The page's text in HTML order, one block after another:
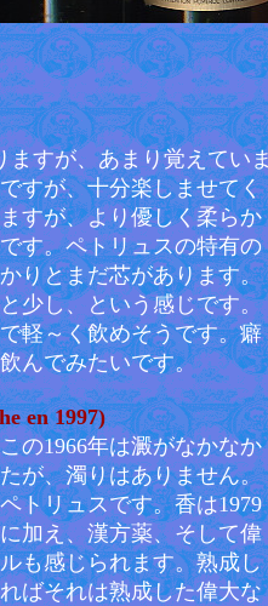
ますが、あまり覚えてい
すが、十分楽しませてく
すが、より優しく柔らか
す。ペトリュスの特有の
りとまだ芯があります。
少し、という感じです。
軽～く飲めそうです。癖
んでみたいです。
en 1997)
の1966年は澱がなかなか
が、濁りはありません。
トリュスです。香は1979
加え、漢方薬、そして偉
も感じられます。熟成し
ばそれは熟成した偉大な